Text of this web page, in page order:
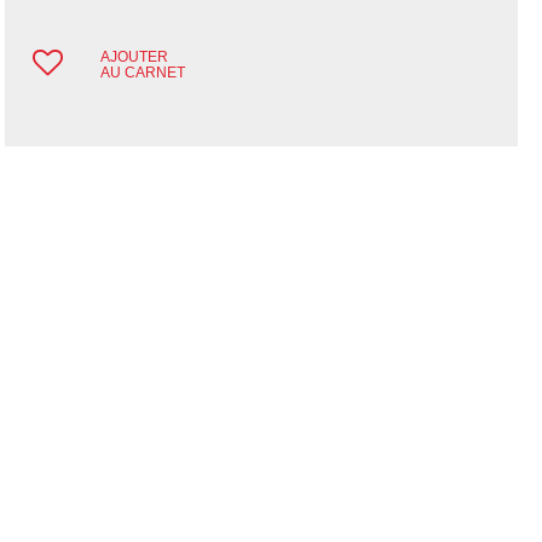
AJOUTER
AU CARNET